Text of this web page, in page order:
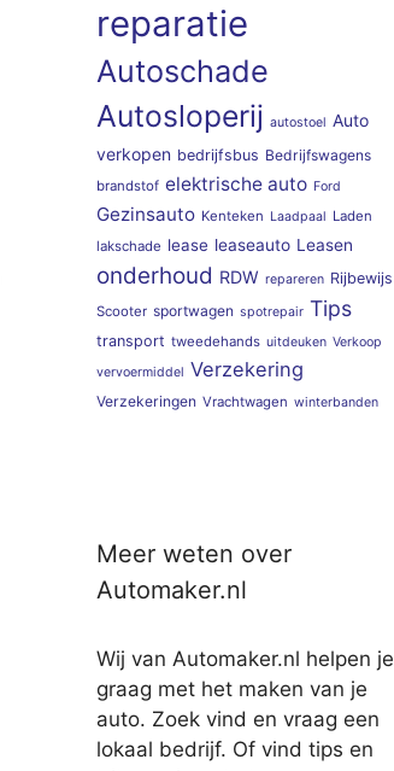
reparatie
Autoschade
Autosloperij autostoel Auto
verkopen bedrijfsbus Bedrijfswagens
brandstof elektrische auto Ford
Gezinsauto Kenteken Laadpaal Laden
lakschade lease leaseauto Leasen
onderhoud RDW repareren Rijbewijs
Scooter sportwagen spotrepair Tips
transport tweedehands uitdeuken Verkoop
vervoermiddel Verzekering
Verzekeringen Vrachtwagen winterbanden
Meer weten over
Automaker.nl
Wij van Automaker.nl helpen je
graag met het maken van je
auto. Zoek vind en vraag een
lokaal bedrijf. Of vind tips en